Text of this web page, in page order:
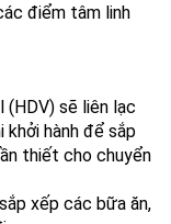
điểm tâm linh​​
(HDV) sẽ liên lạc
khởi hành để sắp
thiết cho chuyển
xếp các bữa ăn,